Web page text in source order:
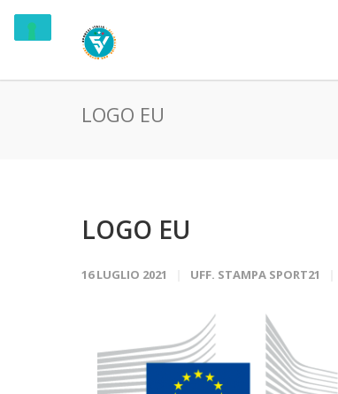
LOGO EU
LOGO EU
16 LUGLIO 2021 UFF. STAMPA SPORT21